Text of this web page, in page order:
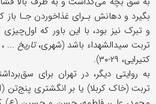
بگیرد و دهانش بـرای غذاخوردن جـا
و تبرک نیز بود، با این باور که
تربت سیدالشهداء باشد (شهری،تاریخ
کتیرایی، ۲۹-۳۰).
به روایتی دیگر، در تهران برای
تربت (خاک کربلا) یا بر انگشتری